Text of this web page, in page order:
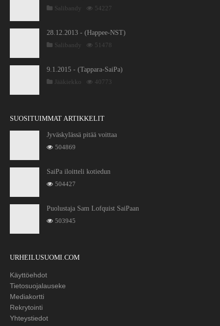
Salibandy
54227
28.12.2013 - (Happee-NST)
Salibandy
51478
9.1.2015 - (Tappara-SaiPa)
Jääkiekko
40773
SUOSITUIMMAT ARTIKKELIT
Jyväskylässä pitää voittaa
504869
SaiPa iloitteli kotiedun
504427
Puolustaja Sam Lofquist SaiPaan
503945
URHEILUSUOMI.COM
Käyttöehdot
Tietosuojalauseke
Mediakortti
Rekrytointi
Yhteystiedot